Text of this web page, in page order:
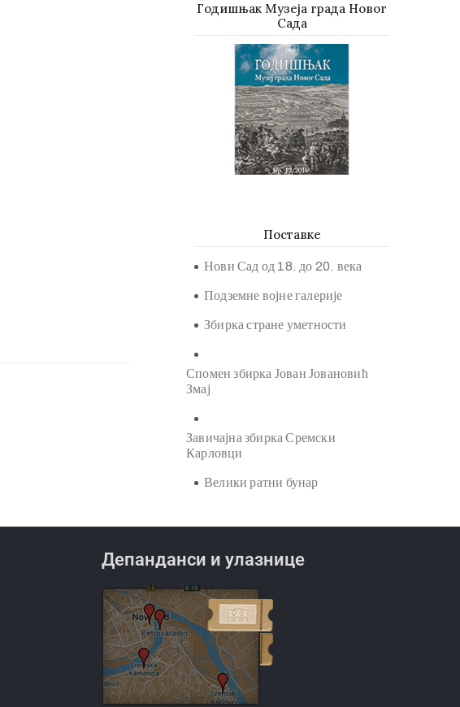
Годишњак Музеја града Новог
Сада
Поставке
Нови Сад од 18. до 20. века
Подземне војне галерије
Збирка стране уметности
Спомен збирка Јован Јовановић
Змај
Завичајна збирка Сремски
Карловци
Велики ратни бунар
Депанданси и улазнице